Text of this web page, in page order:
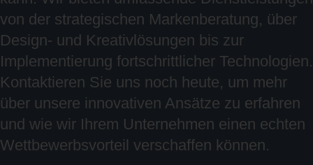
von der strategischen Markenberatung, über
Design- und Kreativlösungen bis zur
Implementierung fortschrittlicher Technologien.
Kontaktieren Sie uns noch heute, um mehr
über unsere innovativen Ansätze zu erfahren
und wie wir Ihrem Unternehmen einen echten
Wettbewerbsvorteil verschaffen können.